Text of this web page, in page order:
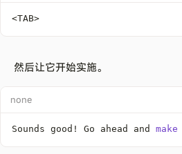
<TAB>
然后让它开始实施。
none
Sounds good ! Go ahead and make